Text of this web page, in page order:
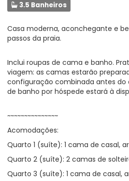
3.5 Banheiros
Casa moderna, aconchegante e
passos da praia.
Inclui roupas de cama e banho.
viagem: as camas estarão
configuração combinada antes
de banho por hóspede estará à
~~~~~~~~~~~~~~~
Acomodações:
Quarto 1 (suíte): 1 cama de casal,
Quarto 2 (suíte): 2 camas de
Quarto 3 (suíte): 1 cama de casal,